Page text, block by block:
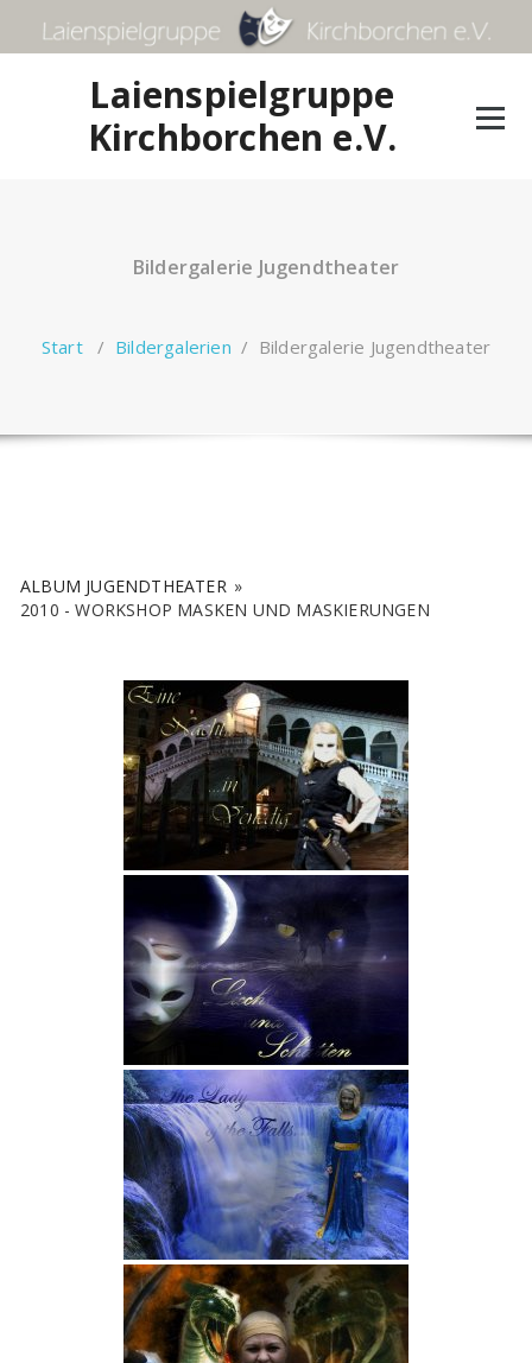
springen
Laienspielgruppe
Kirchborchen e.V.
Bildergalerie Jugendtheater
Start/ Bildergalerien / Bildergalerie Jugendtheater
ALBUM JUGENDTHEATER »
2010 - WORKSHOP MASKEN UND MASKIERUNGEN